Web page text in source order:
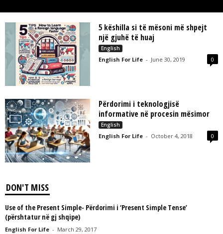
L
5 këshilla si të mësoni më shpejt
një gjuhë të huaj
English
English For Life - June 30, 2019 0
Përdorimi i teknologjisë
informative në procesin mësimor
English
English For Life - October 4, 2018 0
DON'T MISS
Use of the Present Simple- Përdorimi i ‘Present Simple Tense’
(përshtatur në gj shqipe)
English For Life - March 29, 2017